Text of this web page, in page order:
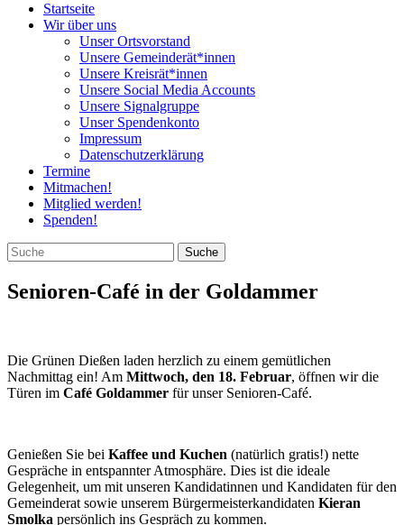
Startseite
Wir über uns
Unser Ortsvorstand
Unsere Gemeinderät*innen
Unsere Kreisrät*innen
Unsere Social Media Accounts
Unsere Signalgruppe
Unser Spendenkonto
Impressum
Datenschutzerklärung
Termine
Mitmachen!
Mitglied werden!
Spenden!
Senioren-Café in der Goldammer
Die Grünen Dießen laden herzlich zu einem gemütlichen
Nachmittag ein! Am Mittwoch, den 18. Februar, öffnen wir die
Türen im Café Goldammer für unser Senioren-Café.
Genießen Sie bei Kaffee und Kuchen (natürlich gratis!) nette
Gespräche in entspannter Atmosphäre. Dies ist die ideale
Gelegenheit, um mit unseren Kandidatinnen und Kandidaten für den
Gemeinderat sowie unserem Bürgermeisterkandidaten Kieran
Smolka persönlich ins Gespräch zu kommen.